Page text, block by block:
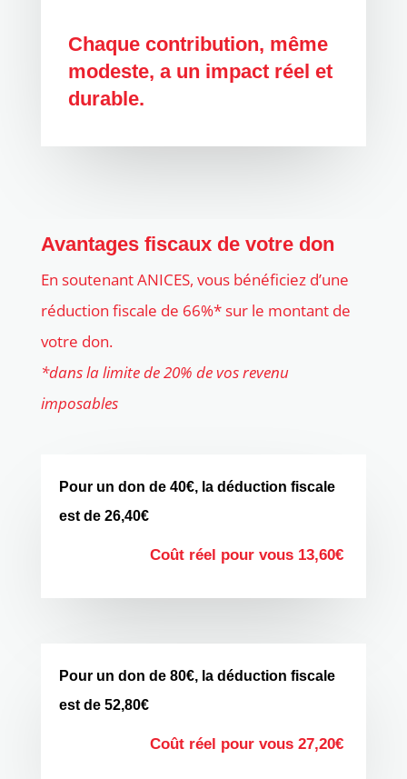
Chaque contribution, même
modeste, a un impact réel et
durable.
Avantages fiscaux de votre don
En soutenant ANICES, vous bénéficiez d’une
réduction fiscale de 66%* sur le montant de
votre don.
*dans la limite de 20% de vos revenu
imposables
Pour un don de 40€, la déduction fiscale
est de 26,40€
Coût réel pour vous 13,60€
Pour un don de 80€, la déduction fiscale
est de 52,80€
Coût réel pour vous 27,20€